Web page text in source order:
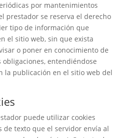
por mantenimientos
prestador se reserva el derecho
tipo de información que
el sitio web, sin que exista
o poner en conocimiento de
obligaciones, entendiéndose
la publicación en el sitio web del
puede utilizar cookies
de texto que el servidor envía al